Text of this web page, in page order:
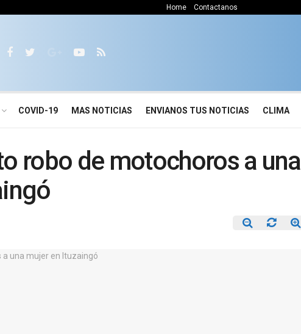
Home Contactanos
COVID-19 MAS NOTICIAS ENVIANOS TUS NOTICIAS CLIMA
robo de motochoros a una